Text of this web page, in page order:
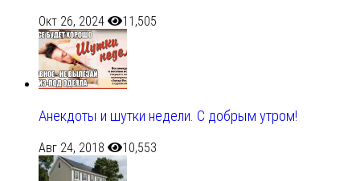
Окт 26, 2024 11,505
Анекдоты и шутки недели. С добрым утром!
Авг 24, 2018 10,553